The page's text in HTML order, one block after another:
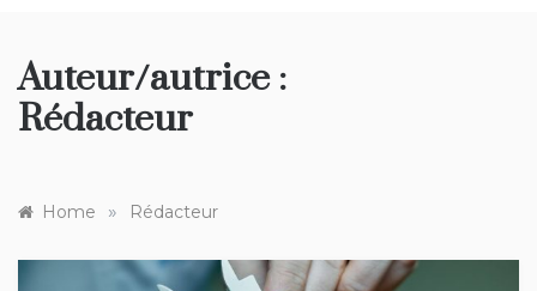
Auteur/autrice :
Rédacteur
Home » Rédacteur